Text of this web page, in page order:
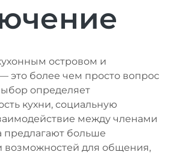
островом и
это более чем просто вопрос
определяет
кухни, социальную
между членами
предлагают больше
возможностей для общения,